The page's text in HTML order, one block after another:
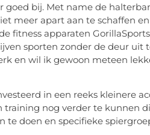
goed bij. Met name de
meer apart aan te schaffen
fitness apparaten
sporten zonder de deur uit
en wil ik gewoon meteen
in een reeks kleinere
nog verder te kunnen
doen en specifieke